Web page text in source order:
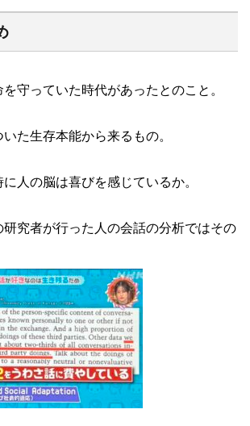
守っていた時代があったとのこと。
た生存本能から来るもの。
人の脳は喜びを感じているか。
究者が行った人の会話の分析ではその